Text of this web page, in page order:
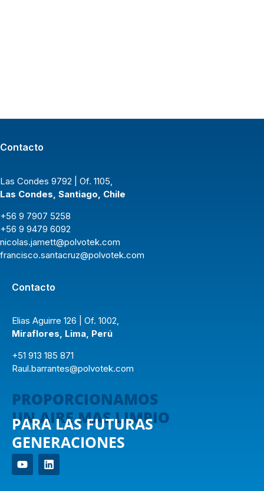
Contacto
Las Condes 9792 | Of. 1105,
Las Condes, Santiago, Chile
+56 9 7907 5258
+56 9 9479 6092
nicolas.jamett@polvotek.com
francisco.santacruz@polvotek.com
Contacto
Elias Aguirre 126 | Of. 1002,
Miraflores, Lima, Perú
+51 913 185 871
Raul.barrantes@polvotek.com
PROPORCIONAMOS
UN AIRE MAS LIMPIO
PARA LAS FUTURAS
GENERACIONES